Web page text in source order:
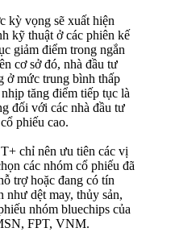
kỳ vọng sẽ xuất hiện
kỹ thuật ở các phiên kế
giảm điểm trong ngắn
cơ sở đó, nhà đầu tư
ở mức trung bình thấp
tăng điểm tiếp tục là
đối với các nhà đầu tư
phiếu cao.
chỉ nên ưu tiên các vị
các nhóm cổ phiếu đã
trợ hoặc đang có tín
như dệt may, thủy sản,
nhóm bluechips của
FPT, VNM.